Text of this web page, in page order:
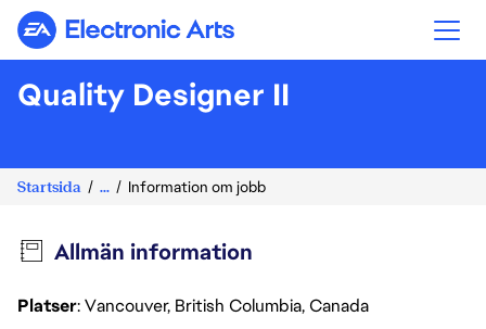
Electronic Arts
Quality Designer II
Startsida ... Information om jobb
Allmän information
Platser: Vancouver, British Columbia, Canada